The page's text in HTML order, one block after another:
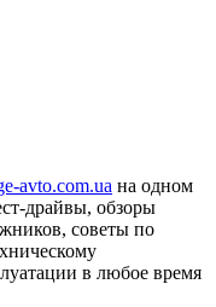
avto.com.ua на одном
драйвы, обзоры
советы по
в любое время